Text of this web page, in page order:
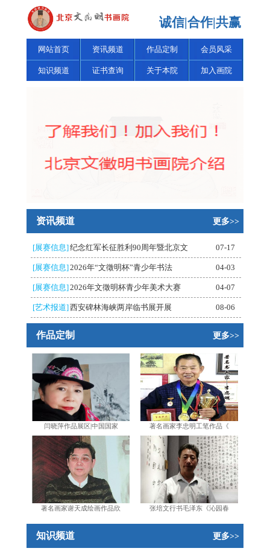
诚信|合作|共赢
网站首页 资讯频道 作品定制 会员风采
知识频道 证书查询 关于本院 加入画院
资讯频道 更多>>
[展赛信息]纪念红军长征胜利90周年暨北京文 07-17
[展赛信息]2026年“文徵明杯”青少年书法 04-03
[展赛信息]2026年文徵明杯青少年美术大赛 04-07
[艺术报道]西安碑林海峡两岸临书展开展 08-06
作品定制 更多>>
闫晓萍作品展区|中国国家 著名画家李忠明工笔作品《
著名画家谢天成绘画作品欣 张培文行书毛泽东《沁园春
知识频道 更多>>